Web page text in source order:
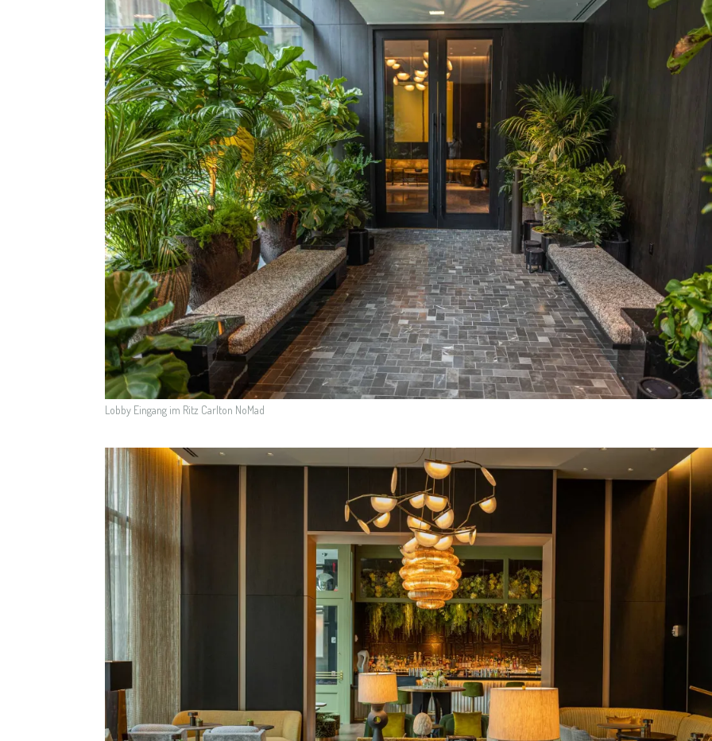
Lobby Eingang im Ritz Carlton NoMad